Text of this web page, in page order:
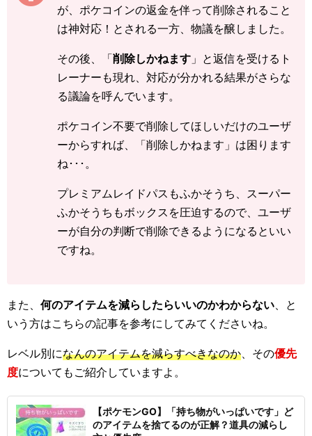
が、ポケコインの返金を伴って削除されること
は神対応！とされる一方、物議を醸しました。
その後、「削除しかねます 」と返信を受けるト
レーナーも現れ、対応が分かれる結果がさらな
る議論を呼んでいます。
ポケコイン不要で削除してほしいだけのユーザ
ーからすれば、「削除しかねます」は困ります
ね･･･。
プレミアムレイドパスもふかそうち、スーパー
ふかそうちもボックスを圧迫するので、ユーザ
ーが自分の判断で削除できるようになるといい
ですね。
また、 何のアイテムを減らしたらいいのかわからない、と
いう方はこちらの記事を参考にしてみてくださいね。
レベル別になんのアイテムを減らすべきなのか、その優先
度についてもご紹介していますよ。
【ポケモンGO】「持ち物がいっぱいです」ど
のアイテムを捨てるのが正解？道具の減らし